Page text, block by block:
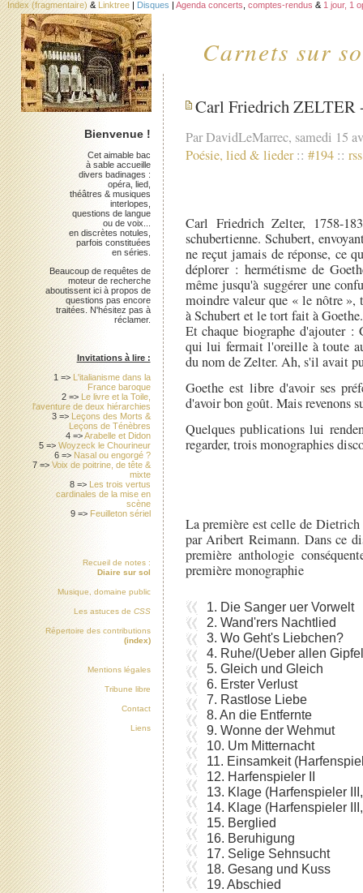
Carnets sur
Index (fragmentaire) & Linktree | Disques | Agenda concerts comptes-rendus & 1 jour, 1
Carl Friedrich ZELTER
Par DavidLeMarrec, samedi 15
Poésie, lied & lieder :: #194 :: rss
Carl Friedrich Zelter, 1758-
schubertienne. Schubert,
ne reçut jamais de réponse, ce
déplorer : hermétisme de
même jusqu'à suggérer une
moindre valeur que « le nôtre
à Schubert et le tort fait à Goethe.
Et chaque biographe d'ajouter :
qui lui fermait l'oreille à toute
du nom de Zelter. Ah, s'il avait
Goethe est libre d'avoir ses
d'avoir bon goût. Mais revenons
Quelques publications lui
regarder, trois monographies
La première est celle de
par Aribert Reimann. Dans ce
première anthologie
première monographie
1. Die Sanger uer Vorwelt
2. Wand'rers Nachtlied
3. Wo Geht's Liebchen?
4. Ruhe/(Ueber allen
5. Gleich und Gleich
6. Erster Verlust
7. Rastlose Liebe
8. An die Entfernte
9. Wonne der Wehmut
10. Um Mitternacht
11. Einsamkeit
12. Harfenspieler II
13. Klage (Harfenspieler
14. Klage (Harfenspieler
15. Berglied
16. Beruhigung
17. Selige Sehnsucht
18. Gesang und Kuss
19. Abschied
Bienvenue !
Cet aimable bac
à sable accueille
divers badinages :
opéra, lied,
théâtres & musiques
interlopes,
questions de langue
ou de voix...
en discrètes notules,
parfois constituées
en séries.
Beaucoup de requêtes de
moteur de recherche
aboutissent ici à propos de
questions pas encore
traitées. N'hésitez pas à
réclamer.
Invitations à lire :
1 => L'italianisme dans la
France baroque
2 => Le livre et la Toile,
l'aventure de deux hiérarchies
3 => Leçons des Morts &
Leçons de Ténèbres
4 =>Arabelle et Didon
5 =>Woyzeck le Chourineur
6 => Nasal ou engorgé ?
7 =>Voix de poitrine, de tête &
mixte
8 => Les trois vertus
cardinales de la mise en
scène
9 => Feuilleton sériel
Recueil de notes :
Diaire sur sol
Musique, domaine public
Les astuces de CSS
Répertoire des contributions
(index)
Mentions légales
Tribune libre
Contact
Liens